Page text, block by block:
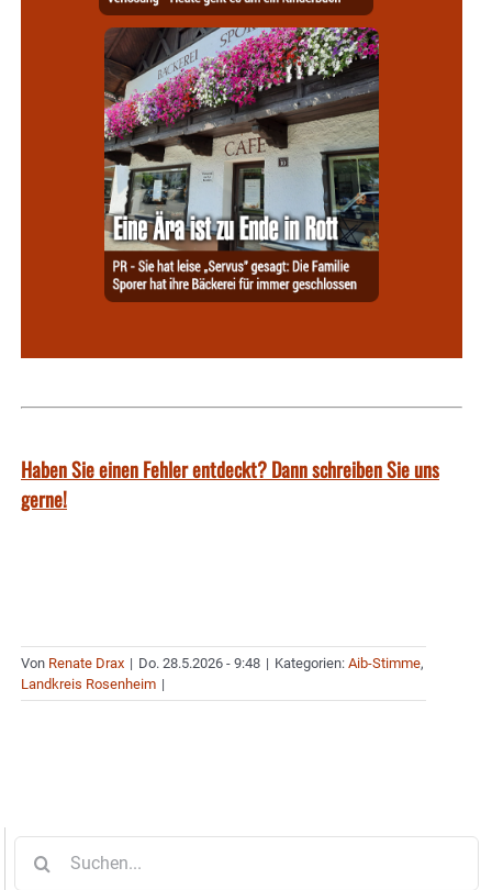
Haben Sie einen Fehler entdeckt? Dann schreiben Sie uns
gerne!
Von Renate Drax | Do. 28.5.2026 - 9:48 | Kategorien: Aib-Stimme,
Landkreis Rosenheim |
nach: